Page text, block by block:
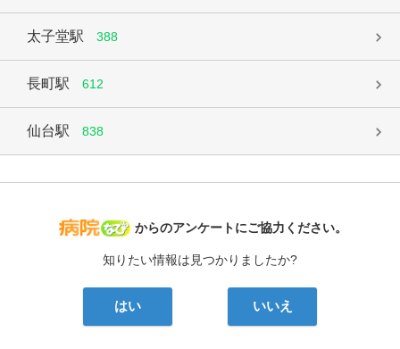
太子堂駅 388
長町駅 612
仙台駅 838
病院なび
からのアンケートにご協力ください。
知りたい情報は見つかりましたか?
はい いいえ